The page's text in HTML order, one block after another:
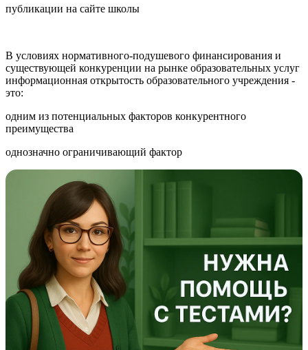
публикации на сайте школы
В условиях нормативного-подушевого финансирования и
существующей конкуренции на рынке образовательных услуг
информационная открытость образовательного учреждения -
это:
одним из потенциальных факторов конкурентного
преимущества
однозначно ограничивающий фактор